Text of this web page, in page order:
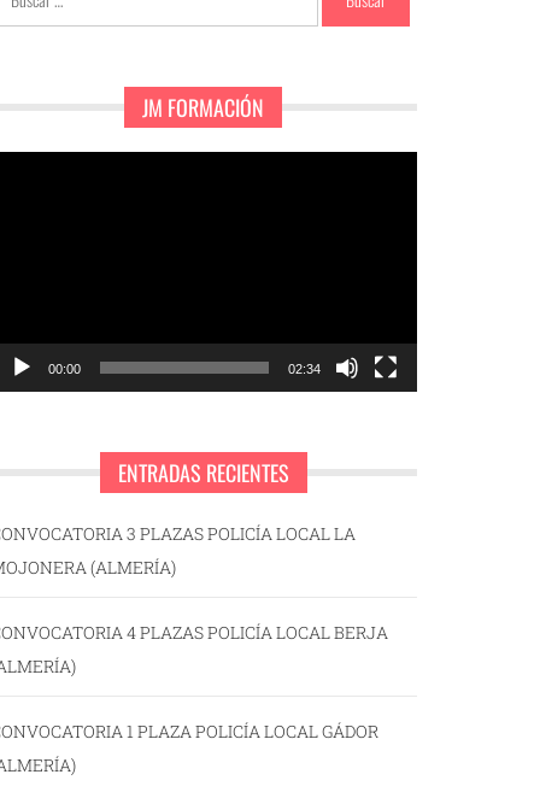
JM FORMACIÓN
00:00 02:34
ENTRADAS RECIENTES
3 PLAZAS POLICÍA LOCAL LA
(ALMERÍA)
4 PLAZAS POLICÍA LOCAL BERJA
1 PLAZA POLICÍA LOCAL GÁDOR